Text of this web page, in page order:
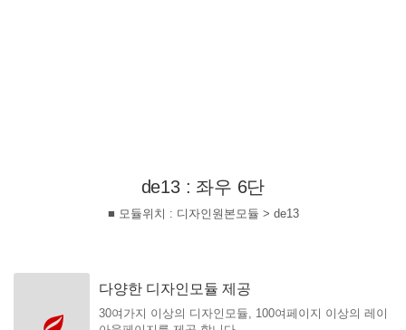
de13 : 좌우 6단
■ 모듈위치 : 디자인원본모듈 > de13
다양한 디자인모듈 제공
30여가지 이상의 디자인모듈, 100여페이지 이상의 레이